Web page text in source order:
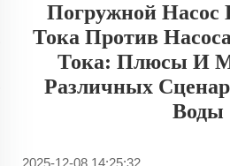
Погружной Насос
Тока Против
Тока: Плюсы И
Различных
Воды
2025-12-08 14:25:32